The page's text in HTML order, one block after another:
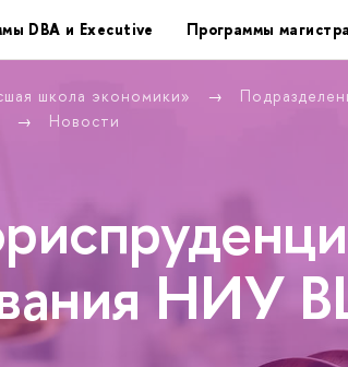
DBA и Executive Программы
школа экономики»
Новости
НИУ